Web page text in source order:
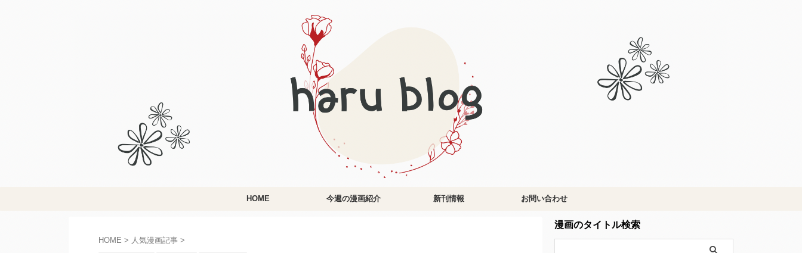
HOME 今週の漫画紹介 新刊情報 お問い合わせ
HOME > 人気漫画記事 >
漫画のタイトル検索